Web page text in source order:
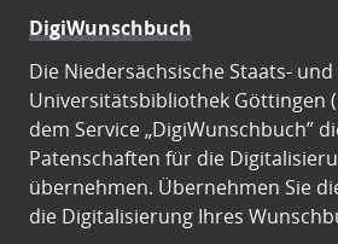
DigiWunschbuch
Die Niedersächsische Staats- und
Universitätsbibliothek Göttingen
dem Service „DigiWunschbuch”
Patenschaften für die
übernehmen. Übernehmen Sie
die Digitalisierung Ihres